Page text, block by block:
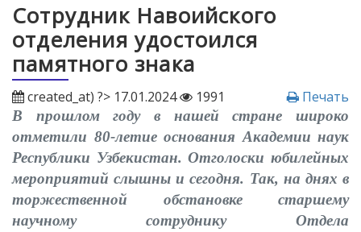
Сотрудник Навоийского
отделения удостоился
памятного знака
created_at) ?> 17.01.2024 1991 Печать
В прошлом году в нашей стране широко
отметили 80-летие основания Академии наук
Республики Узбекистан. Отголоски юбилейных
мероприятий слышны и сегодня. Так, на днях в
торжественной обстановке старшему
научному сотруднику Отдела